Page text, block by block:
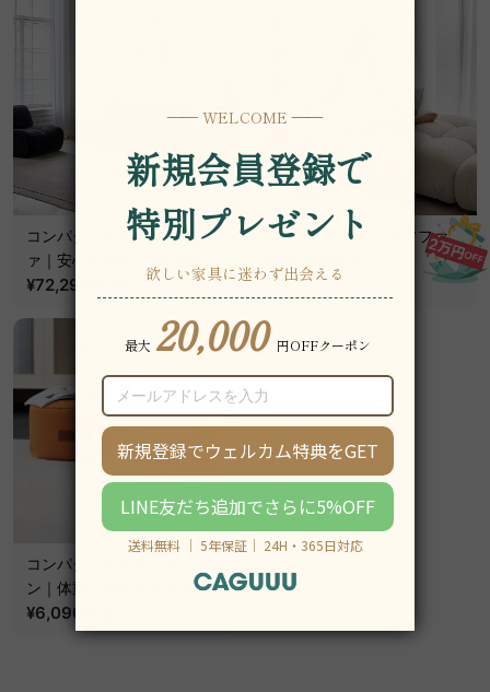
コンパクトカスタムローソフ
ァ｜安心の防水＋防汚加工と
組み合わせて使い方が広がる
¥72,290
モジュールブロックソファ
コンパクトデザインオットマ
ン｜体重に合わせて沈み込む
安定フィット設計
¥6,090